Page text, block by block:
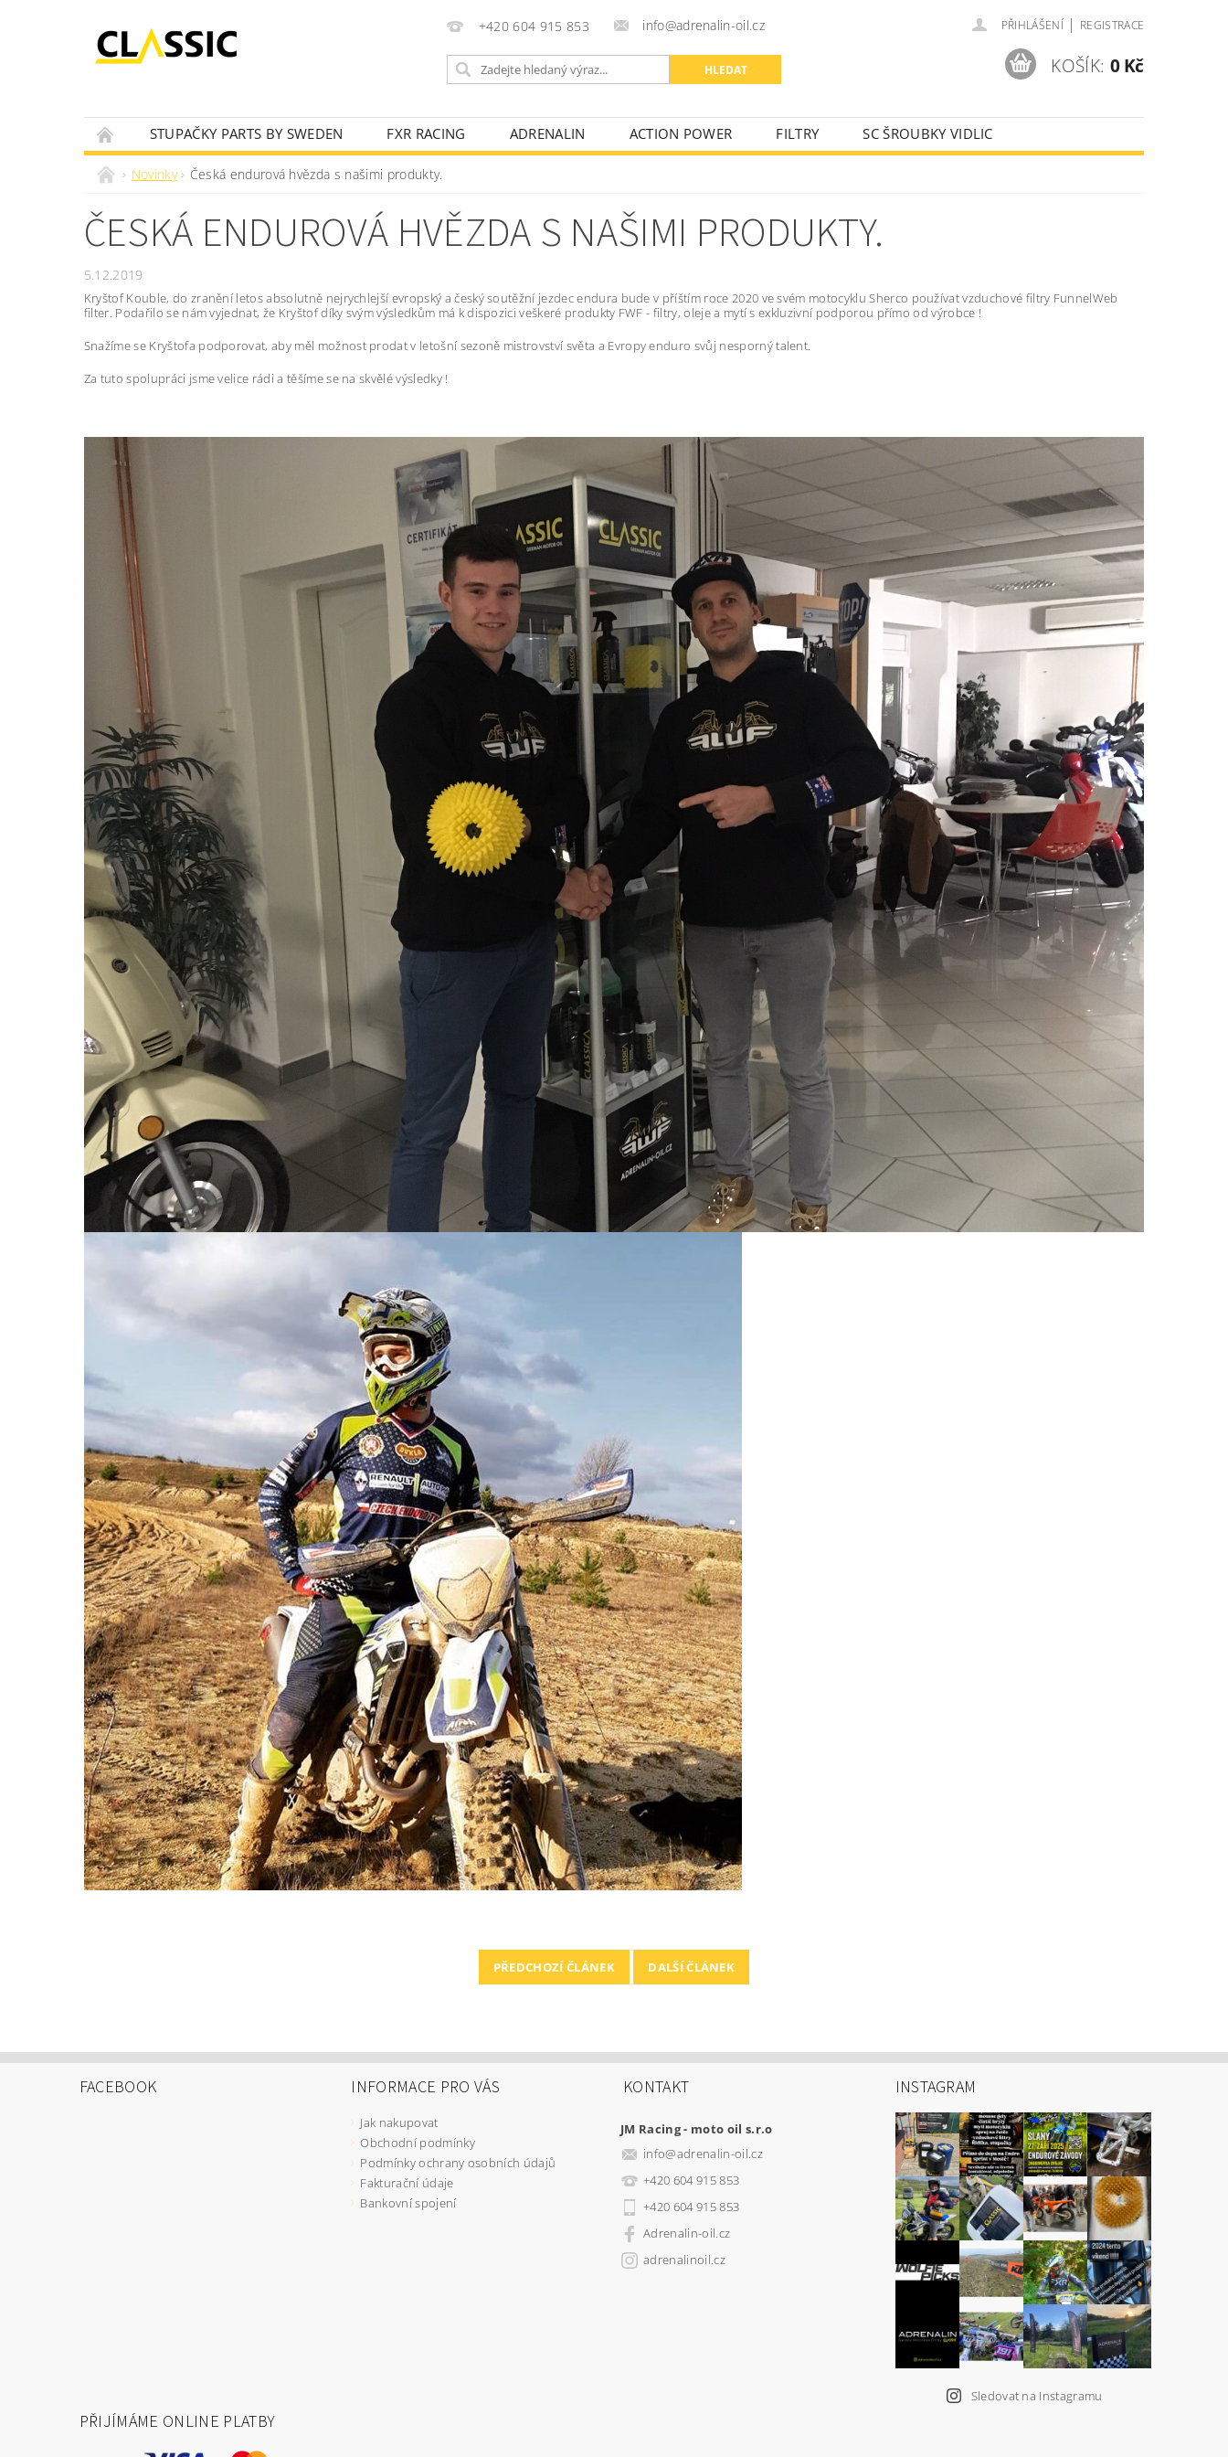
+420 604 915 853 info@adrenalin-oil.cz PŘIHLÁŠENÍ | REGISTRACE
KOŠÍK: 0 Kč
STUPAČKY PARTS BY SWEDEN FXR RACING ADRENALIN ACTION POWER FILTRY
SC ŠROUBKY VIDLIC
OLEJOVÝ VYHLEDÁVAČ
NOVINKY KONTAKTY
Novinky Česká endurová hvězda s našimi produkty.
ČESKÁ ENDUROVÁ HVĚZDA S NAŠIMI PRODUKTY.
5.12.2019
Kryštof Kouble, do zranění letos absolutně nejrychlejší evropský a český soutěžní jezdec endura bude v příštím roce 2020 ve svém motocyklu Sherco používat vzduchové filtry FunnelWeb
filter. Podařilo se nám vyjednat, že Kryštof díky svým výsledkům má k dispozici veškeré produkty FWF - filtry, oleje a mytí s exkluzivní podporou přímo od výrobce !
Snažíme se Kryštofa podporovat, aby měl možnost prodat v letošní sezoně mistrovství světa a Evropy enduro svůj nesporný talent.
Za tuto spolupráci jsme velice rádi a těšíme se na skvělé výsledky !
PŘEDCHOZÍ ČLÁNEK DALŠÍ ČLÁNEK
FACEBOOK INFORMACE PRO VÁS
Jak nakupovat
Obchodní podmínky
Podmínky ochrany osobních údajů
Fakturační údaje
Bankovní spojení
KONTAKT
JM Racing - moto oil s.r.o
info@adrenalin-oil.cz
+420 604 915 853
+420 604 915 853
Adrenalin-oil.cz
adrenalinoil.cz
INSTAGRAM
Sledovat na Instagramu
PŘIJÍMÁME ONLINE PLATBY